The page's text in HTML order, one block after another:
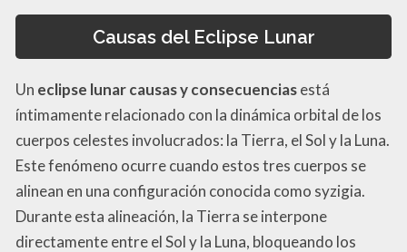
Causas del Eclipse Lunar
Un eclipse lunar causas y consecuenciasestá
íntimamente relacionado con la dinámica orbital de los
cuerpos celestes involucrados: la Tierra, el Sol y la Luna.
Este fenómeno ocurre cuando estos tres cuerpos se
alinean en una configuración conocida como syzigia.
Durante esta alineación, la Tierra se interpone
directamente entre el Sol y la Luna, bloqueando los